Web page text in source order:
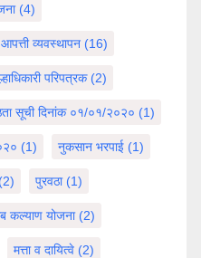
(4)
आपत्ती व्यवस्थापन (16)
परिपत्रक(2)
सूची दिनांक ०१/०१/२०२० (1)
(1) नुकसान भरपाई (1)
(2) पुरवठा(1)
कल्याण योजना(2)
मत्ता व दायित्वे (2)